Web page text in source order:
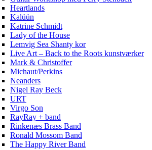
Heartlands
Kalüün
Katrine Schmidt
Lady of the House
Lemvig Sea Shanty kor
Live Art – Back to the Roots kunstværker
Mark & Christoffer
Michaut/Perkins
Neanders
Nigel Ray Beck
URT
Virgo Son
RayRay + band
Rinkenæs Brass Band
Ronald Mossom Band
The Happy River Band